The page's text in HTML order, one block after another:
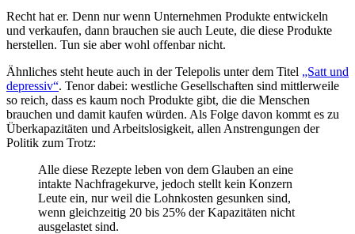
Recht hat er. Denn nur wenn Unternehmen Produkte entwickeln
und verkaufen, dann brauchen sie auch Leute, die diese Produkte
herstellen. Tun sie aber wohl offenbar nicht.
Ähnliches steht heute auch in der Telepolis unter dem Titel „Satt und
depressiv“. Tenor dabei: westliche Gesellschaften sind mittlerweile
so reich, dass es kaum noch Produkte gibt, die die Menschen
brauchen und damit kaufen würden. Als Folge davon kommt es zu
Überkapazitäten und Arbeitslosigkeit, allen Anstrengungen der
Politik zum Trotz:
Alle diese Rezepte leben von dem Glauben an eine
intakte Nachfragekurve, jedoch stellt kein Konzern
Leute ein, nur weil die Lohnkosten gesunken sind,
wenn gleichzeitig 20 bis 25% der Kapazitäten nicht
ausgelastet sind.